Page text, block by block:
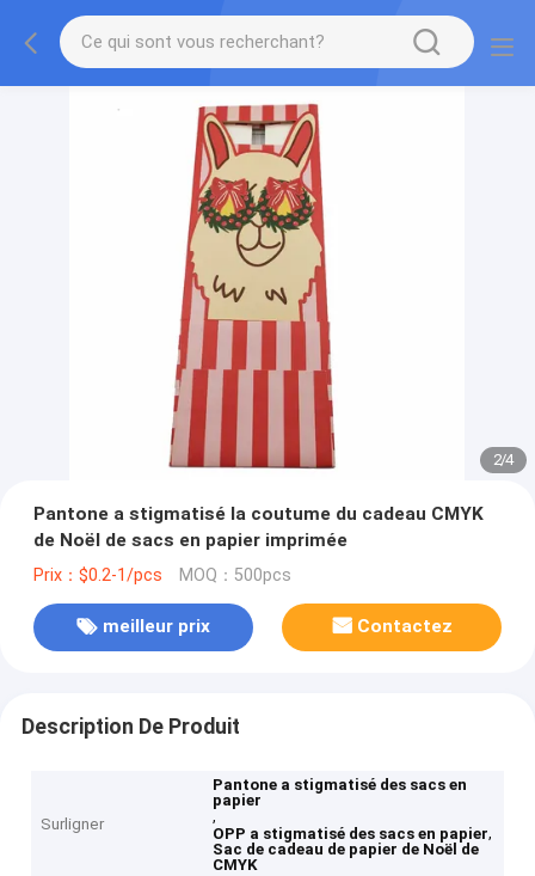
2/4
Pantone a stigmatisé la coutume du cadeau CMYK
de Noël de sacs en papier imprimée
Prix：$0.2-1/pcs MOQ：500pcs
meilleur prix Contactez
Description De Produit
Surligner
Pantone a stigmatisé des sacs en
papier
,
OPP a stigmatisé des sacs en papier,
Sac de cadeau de papier de Noël de
CMYK